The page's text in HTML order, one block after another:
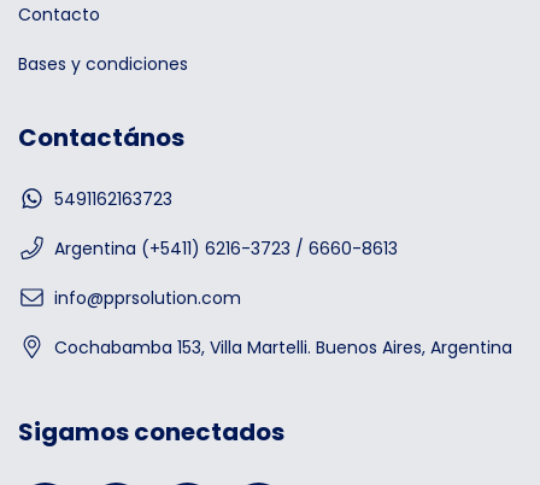
Contacto
Bases y condiciones
Contactános
5491162163723
Argentina (+5411) 6216-3723 / 6660-8613
info@pprsolution.com
Cochabamba 153, Villa Martelli. Buenos Aires, Argentina
Sigamos conectados